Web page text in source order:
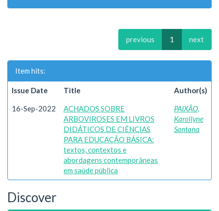
previous 1 next
Item hits:
Issue Date Title Author(s)
16-Sep-2022
ACHADOS SOBRE
ARBOVIROSES EM LIVROS
DIDÁTICOS DE CIÊNCIAS
PARA EDUCAÇÃO BÁSICA:
textos, contextos e
abordagens contemporâneas
em saúde pública
PAIXÃO,
Karollyne
Santana
Discover